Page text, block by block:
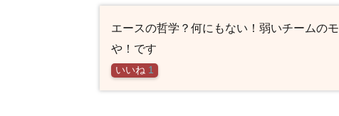
エースの哲学？何にもない！弱いチームの
や！です
いいね 1